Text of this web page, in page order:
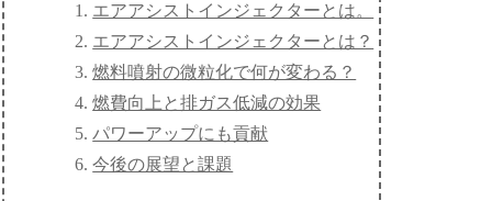
エアアシストインジェクターとは。
エアアシストインジェクターとは？
燃料噴射の微粒化で何が変わる？
燃費向上と排ガス低減の効果
パワーアップにも貢献
今後の展望と課題